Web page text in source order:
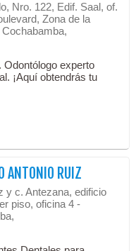
Nro. 122, Edif. Saal, of.
Zona de la
experto
¡Aquí obtendrás tu
ANTONIO RUIZ
y c. Antezana, edificio
piso, oficina 4 -